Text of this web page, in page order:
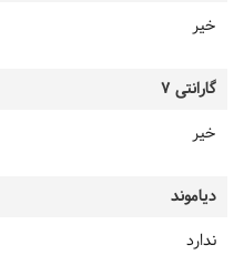
خیر
گارانتی 7
خیر
دیاموند
ندارد